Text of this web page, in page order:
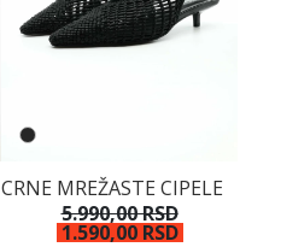
CRNE MREŽASTE CIPELE
5.990,00 RSD
1.590,00 RSD